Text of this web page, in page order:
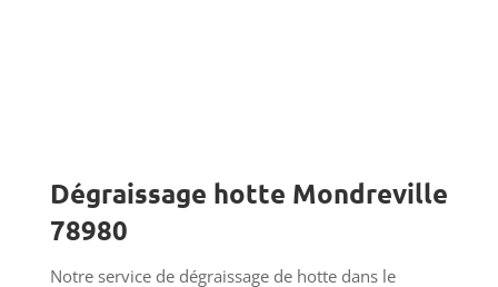
Dégraissage hotte Mondreville
78980
Notre service de dégraissage de hotte dans le